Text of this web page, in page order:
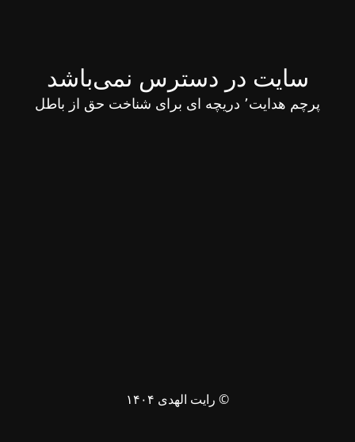
سایت در دسترس نمی‌باشد
پرچم هدایت٬ دریچه ای برای شناخت حق از باطل
© رایت الهدی ۱۴۰۴